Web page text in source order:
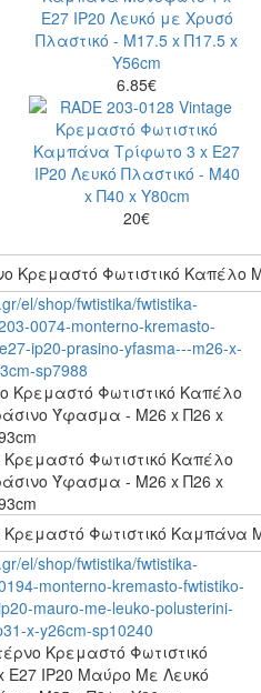
6.85€
20€
Κρεμαστό Φωτιστικό
Κρεμαστό Φωτιστικό Καπέλο
Ύφασμα - Μ26 x Π26 x
Κρεμαστό Φωτιστικό